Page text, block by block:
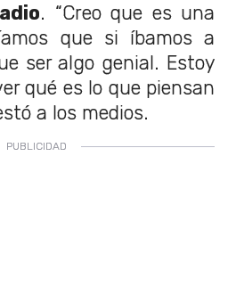
. “Creo que es una
que si íbamos a
ser algo genial. Estoy
qué es lo que piensan
a los medios.